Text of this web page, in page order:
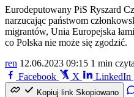
Eurodeputowany PiS Ryszard
narzucając państwom
migrantów, Unia Europejska
co Polska nie może się zgodzić.
ren 12.06.2023 09:15 1 min
Facebook
X LinkedIn
Kopiuj link Skopiowano